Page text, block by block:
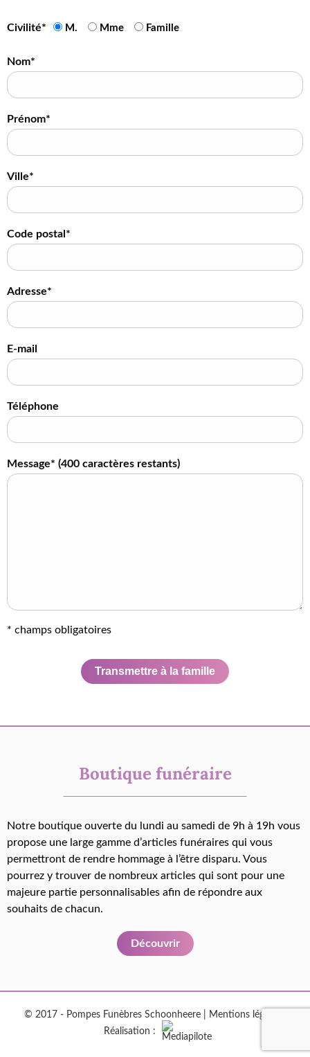
Civilité* M. Mme Famille
Nom*
Prénom*
Ville*
Code postal*
Adresse*
E-mail
Téléphone
Message* (400 caractères restants)
* champs obligatoires
Transmettre à la famille
Boutique funéraire
Notre boutique ouverte du lundi au samedi de 9h à 19h vous
propose une large gamme d’articles funéraires qui vous
permettront de rendre hommage à l’être disparu. Vous
pourrez y trouver de nombreux articles qui sont pour une
majeure partie personnalisables afin de répondre aux
souhaits de chacun.
Découvrir
© 2017 - Pompes Funèbres Schoonheere | Mentions légales
Réalisation :